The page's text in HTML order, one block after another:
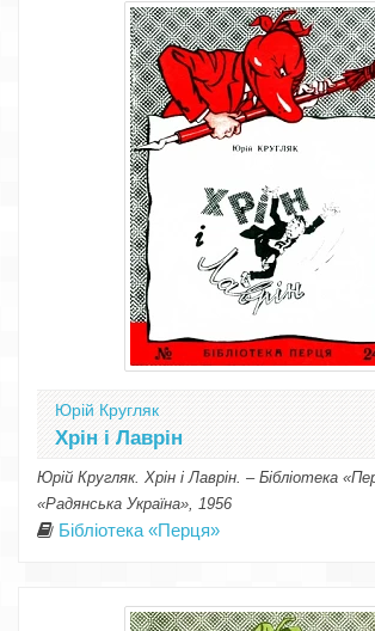
Юрій Кругляк
Хрін і Лаврін
Юрій Кругляк. Хрін і Лаврін. – Бібліотека
«Радянська Україна», 1956
Бібліотека «Перця»